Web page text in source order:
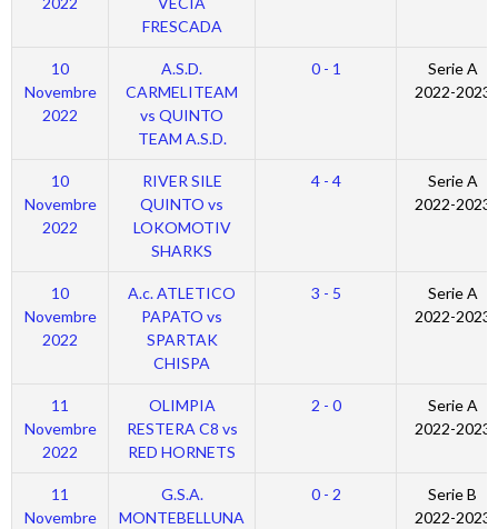
FRESCADA
10
Novembre
2022
A.S.D.
CARMELITEAM
vs QUINTO
TEAM A.S.D.
0 - 1
Serie A
2022-2023
10
Novembre
2022
RIVER SILE
QUINTO vs
LOKOMOTIV
SHARKS
4 - 4
Serie A
2022-2023
10
Novembre
2022
A.c. ATLETICO
PAPATO vs
SPARTAK
CHISPA
3 - 5
Serie A
2022-2023
11
Novembre
2022
OLIMPIA
RESTERA C8 vs
RED HORNETS
2 - 0
Serie A
2022-2023
11
Novembre
G.S.A.
MONTEBELLUNA
0 - 2
Serie B
2022-2023